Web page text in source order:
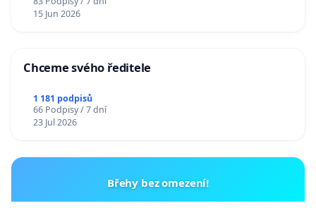
15 Jun 2026
Chceme svého ředitele
1 181 podpisů
66 Podpisy / 7 dní
23 Jul 2026
Břehy bez omezení!